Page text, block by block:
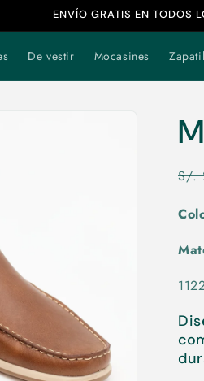
ENVÍO GRATIS EN TODOS
De vestir Mocasines
S/.